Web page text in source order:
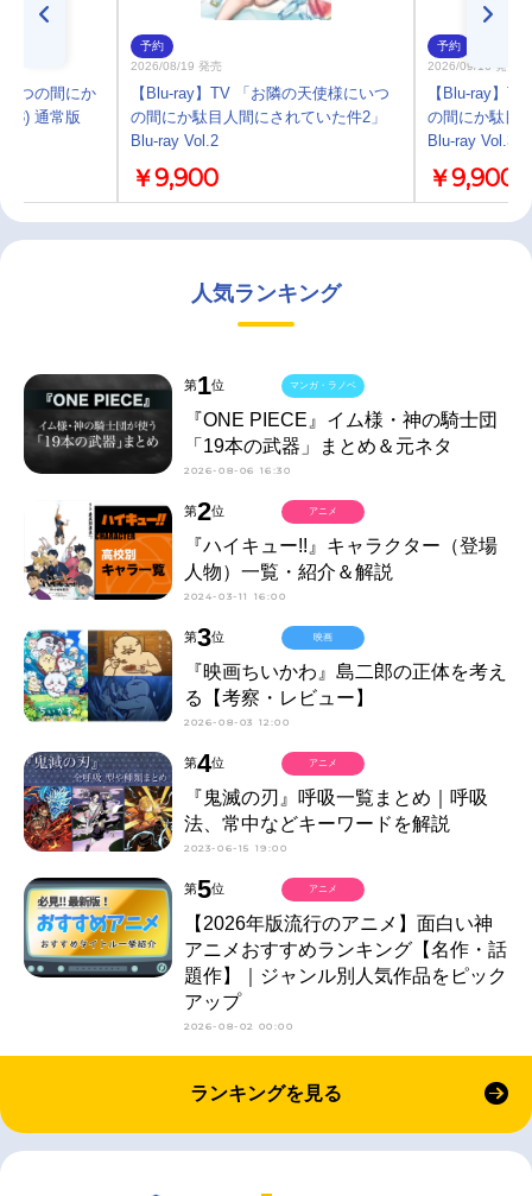
つの間にか
通常版
予約
2026/08/19 発売
【Blu-ray】TV 「お隣の天使様にいつ
の間にか駄目人間にされていた件2」
Blu-ray Vol.2
￥9,900
予約
2026/09/16 発売
【Blu-ray】
の間にか駄目
Blu-ray Vol.3
￥9,900
人気ランキング
第1位
『ONE PIECE』イム様・神の騎士団
「19本の武器」まとめ＆元ネタ
2026-08-06 16:30
マンガ・ラノベ
第2位
『ハイキュー!!』キャラクター（登場
人物）一覧・紹介＆解説
2024-03-11 16:00
アニメ
第3位
『映画ちいかわ』島二郎の正体を考え
る【考察・レビュー】
2026-08-03 12:00
映画
第4位
『鬼滅の刃』呼吸一覧まとめ｜呼吸
法、常中などキーワードを解説
2023-06-15 19:00
アニメ
第5位
【2026年版流行のアニメ】面白い神
アニメおすすめランキング【名作・話
題作】｜ジャンル別人気作品をピック
アップ
2026-08-02 00:00
アニメ
ランキングを見る